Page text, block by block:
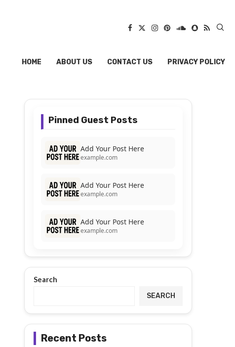
HOME ABOUT US CONTACT US PRIVACY POLICY
Pinned Guest Posts
Add Your Post Here
example.com
Add Your Post Here
example.com
Add Your Post Here
example.com
Search
SEARCH
Recent Posts